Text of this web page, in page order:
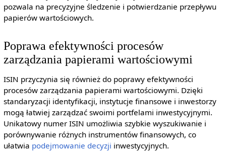
pozwala na precyzyjne śledzenie i potwierdzanie przepływu
papierów wartościowych.
Poprawa efektywności procesów
zarządzania papierami wartościowymi
ISIN przyczynia się również do poprawy efektywności
procesów zarządzania papierami wartościowymi. Dzięki
standaryzacji identyfikacji, instytucje finansowe i inwestorzy
mogą łatwiej zarządzać swoimi portfelami inwestycyjnymi.
Unikatowy numer ISIN umożliwia szybkie wyszukiwanie i
porównywanie różnych instrumentów finansowych, co
ułatwia podejmowanie decyzji inwestycyjnych.